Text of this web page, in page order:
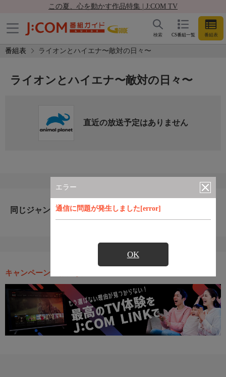
この夏、心を動かす作品特集 | J:COM TV
CS番組一覧 番組表
検索
番組表 ライオンとハイエナ〜敵対の日々〜
エラー
通信に問題が発生しました[error]
OK
ライオンとハイエナ〜敵対の日々〜
直近の放送予定はありません
同じジャンルのおすすめ番組
キャンペーン・お得な情報